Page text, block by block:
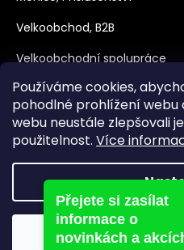
Používáme cookies,
pohodlné prohlížení webu
webu neustále zlepšovali
použitelnost. Více
Velkoobchod, B2B
Velkoobchodní spolupráce
Dotace
Copyright 2026
Přejete si zasílat
informace o
novinkách a